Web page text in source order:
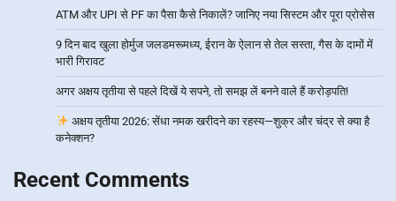
ATM और UPI से PF का पैसा कैसे निकालें? जानिए नया सिस्टम और पूरा प्रोसेस
9 दिन बाद खुला होर्मुज जलडमरूमध्य, ईरान के ऐलान से तेल सस्ता, गैस के दामों में
भारी गिरावट
अगर अक्षय तृतीया से पहले दिखें ये सपने, तो समझ लें बनने वाले हैं करोड़पति!
अक्षय तृतीया 2026: सेंधा नमक खरीदने का रहस्य—शुक्र और चंद्र से क्या है
कनेक्शन?
Recent Comments